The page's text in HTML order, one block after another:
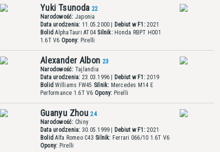
Yuki Tsunoda 22
Narodowość: Japonia
Data urodzenia: 11.05.2000 | Debiut w F1:2021
Bolid AlphaTauri AT04 Silnik:Honda RBPT H001
1.6T V6 Opony: Pirelli
Alexander Albon 23
Narodowość: Tajlandia
Data urodzenia: 23.03.1996 | Debiut w F1:2019
Bolid Williams FW45 Silnik: Mercedes M14 E
Performance 1.6T V6 Opony: Pirelli
Guanyu Zhou24
Narodowość: Chiny
Data urodzenia: 30.05.1999 | Debiut w F1:2021
Bolid Alfa Romeo C43 Silnik: Ferrari 066/10 1.6T V6
Opony: Pirelli